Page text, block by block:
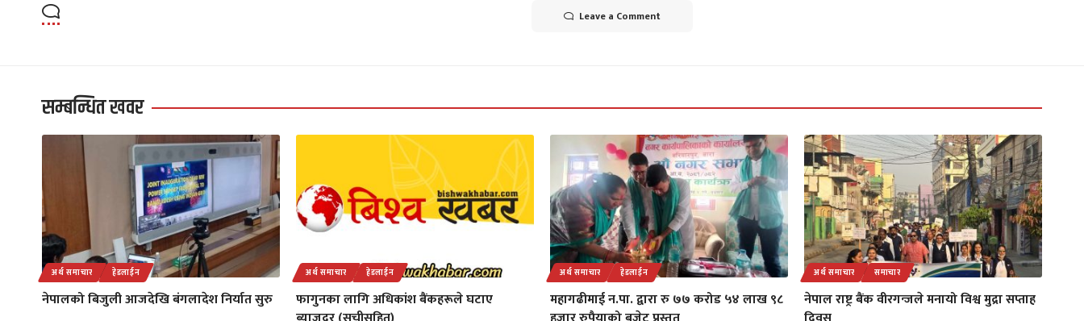
Leave a Comment
सम्बन्धित खवर
अर्थ समाचार हेडलाईन
नेपालको बिजुली आजदेखि बंगलादेश निर्यात सुरु
अर्थ समाचार हेडलाईन
फागुनका लागि अधिकांश बैंकहरूले घटाए
अर्थ समाचार हेडलाईन
महागढीमाई न.पा. द्वारा रु ७७ करोड ५४ लाख ९८
अर्थ समाचार समाचार
नेपाल राष्ट्र बैंक वीरगन्जले मनायो विश्व मुद्रा सप्ताह